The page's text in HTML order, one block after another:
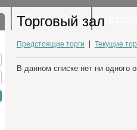
Торговые секции
Торговый зал
Предстоящие торги Текущие
В данном списке нет ни одного